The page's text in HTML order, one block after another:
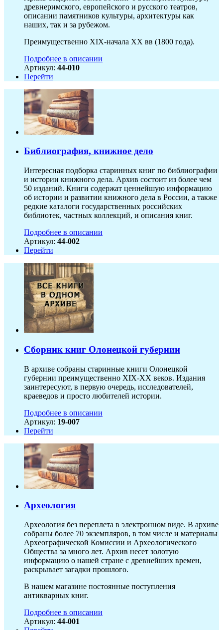
древнеримского, европейского и русского театров,
описании памятников культуры, архитектуры как
наших, так и за рубежом.
Преимущественно XIX-начала ХХ вв (1800 года).
Подробнее в описании
Артикул: 44-010
Перейти
Библиография, книжное дело
Интересная подборка старинных книг по библиографии
и истории книжного дела. Архив состоит из более чем
50 изданий. Книги содержат ценнейшую информацию
об истории и развитии книжного дела в России, а также
редкие каталоги государственных российских
библиотек, частных коллекций, и описания книг.
Подробнее в описании
Артикул: 44-002
Перейти
Сборник книг Олонецкой губернии
В архиве собраны старинные книги Олонецкой
губернии преимущественно XIX-ХХ веков. Издания
заинтересуют, в первую очередь, исследователей,
краеведов и просто любителей истории.
Подробнее в описании
Артикул: 19-007
Перейти
Археология
Археология без переплета в электронном виде. В архиве
собраны более 70 экземпляров, в том числе и материалы
Археографической Комиссии и Археологического
Общества за много лет. Архив несет золотую
информацию о нашей стране с древнейших времен,
раскрывает загадки прошлого.
В нашем магазине постоянные поступления
антикварных книг.
Подробнее в описании
Артикул: 44-001